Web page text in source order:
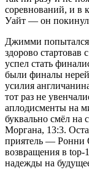
соревнований, и в
Уайт — он покинул
Джимми попытался
здорово стартовав
успел стать
были финалы
усилия
тот раз не
аплодисменты на
буквально смёл на
Моргана, 13:3.
приятель — Ронни
возвращения в top-
надежды на